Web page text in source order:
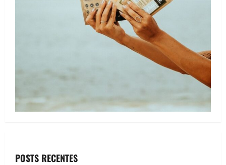
POSTS RECENTES